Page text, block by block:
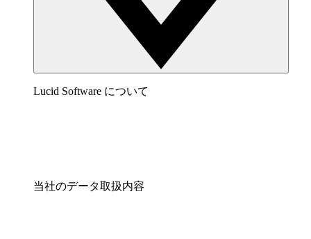
Lucid Software について
当社のデータ取扱内容